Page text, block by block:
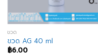
ขวด
ขวด AG 40 ml
฿6.00